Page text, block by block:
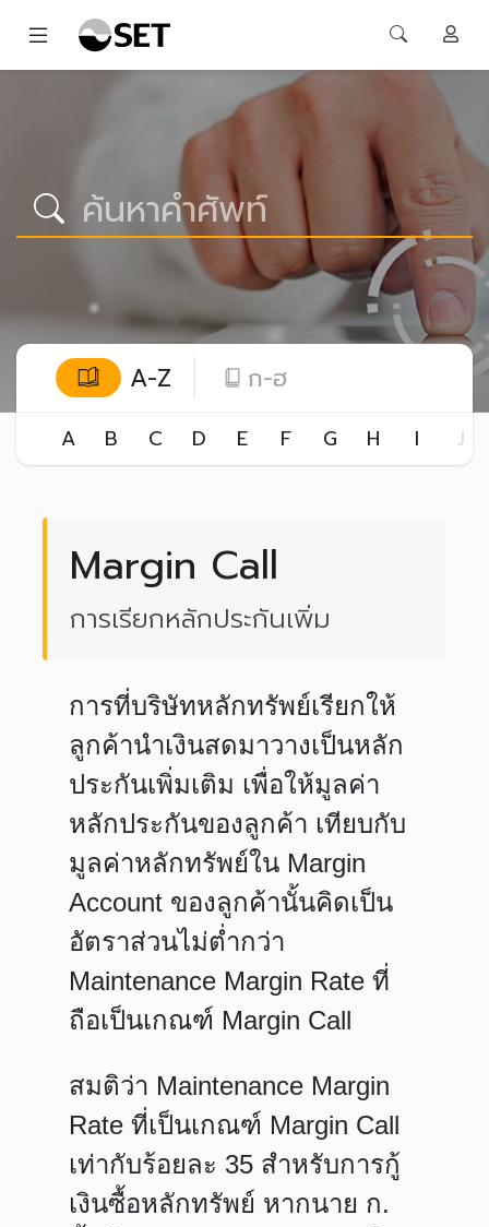
A-Z ก-ฮ
A B C D E F G H I J
Margin Call
การเรียกหลักประกันเพิ่ม
การที่บริษัทหลักทรัพย์เรียกให้
ลูกค้านำเงินสดมาวางเป็นหลัก
ประกันเพิ่มเติม เพื่อให้มูลค่า
หลักประกันของลูกค้า เทียบกับ
มูลค่าหลักทรัพย์ใน Margin
Account ของลูกค้านั้นคิดเป็น
อัตราส่วนไม่ต่ำกว่า
Maintenance Margin Rate ที่
ถือเป็นเกณฑ์ Margin Call
สมติว่า Maintenance Margin
Rate ที่เป็นเกณฑ์ Margin Call
เท่ากับร้อยละ 35 สำหรับการกู้
เงินซื้อหลักทรัพย์ หากนาย ก.